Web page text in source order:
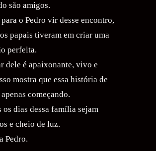
são amigos.
o Pedro vir desse encontro,
papais tiveram em criar uma
perfeita.
dele é apaixonante, vivo e
mostra que essa história de
começando.
os dias dessa família sejam
e cheio de luz.
Pedro.